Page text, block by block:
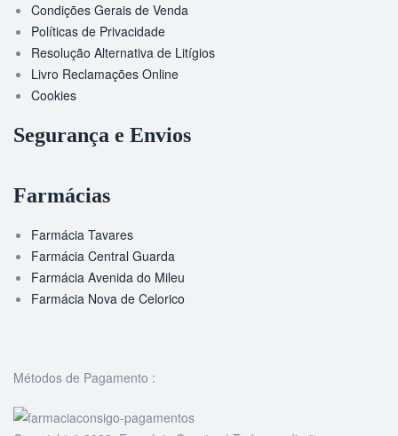
Condições Gerais de Venda
Políticas de Privacidade
Resolução Alternativa de Litígios
Livro Reclamações Online
Cookies
Segurança e Envios
Farmácias
Farmácia Tavares
Farmácia Central Guarda
Farmácia Avenida do Mileu
Farmácia Nova de Celorico
Métodos de Pagamento :